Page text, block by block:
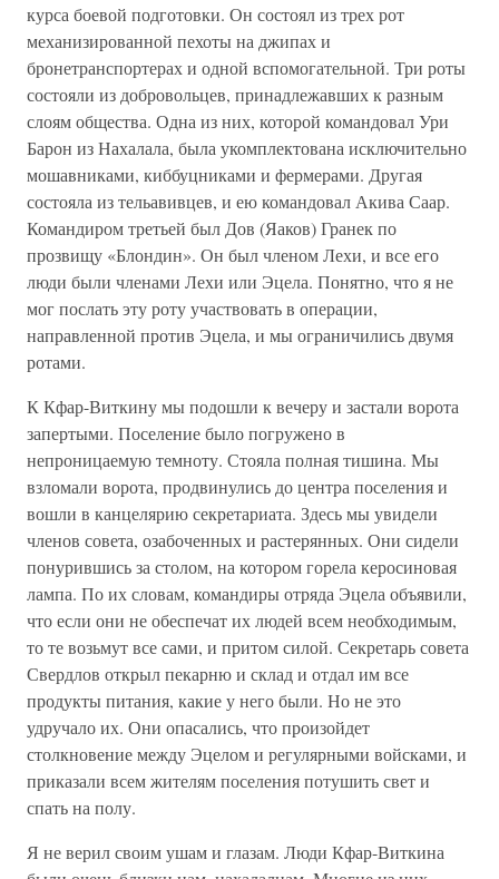
курса боевой подготовки. Он состоял из трех рот
механизированной пехоты на джипах и
бронетранспортерах и одной вспомогательной. Три роты
состояли из добровольцев, принадлежавших к разным
слоям общества. Одна из них, которой командовал Ури
Барон из Нахалала, была укомплектована исключительно
мошавниками, киббуцниками и фермерами. Другая
состояла из тельавивцев, и ею командовал Акива Саар.
Командиром третьей был Дов (Яаков) Гранек по
прозвищу «Блондин». Он был членом Лехи, и все его
люди были членами Лехи или Эцела. Понятно, что я не
мог послать эту роту участвовать в операции,
направленной против Эцела, и мы ограничились двумя
ротами.
К Кфар-Виткину мы подошли к вечеру и застали ворота
запертыми. Поселение было погружено в
непроницаемую темноту. Стояла полная тишина. Мы
взломали ворота, продвинулись до центра поселения и
вошли в канцелярию секретариата. Здесь мы увидели
членов совета, озабоченных и растерянных. Они сидели
понурившись за столом, на котором горела керосиновая
лампа. По их словам, командиры отряда Эцела объявили,
что если они не обеспечат их людей всем необходимым,
то те возьмут все сами, и притом силой. Секретарь совета
Свердлов открыл пекарню и склад и отдал им все
продукты питания, какие у него были. Но не это
удручало их. Они опасались, что произойдет
столкновение между Эцелом и регулярными войсками, и
приказали всем жителям поселения потушить свет и
спать на полу.
Я не верил своим ушам и глазам. Люди Кфар-Виткина